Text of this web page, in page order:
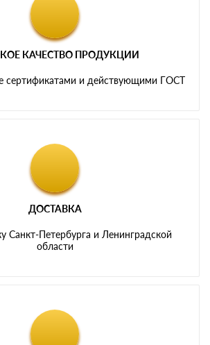
КАЧЕСТВО ПРОДУКЦИИ
сертификатами и действующими ГОСТ
ДОСТАВКА
Санкт-Петербурга и Ленинградской
области